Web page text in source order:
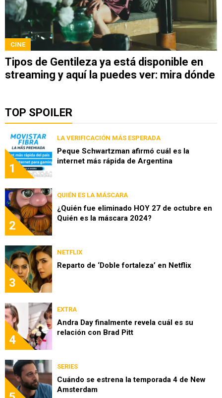
CINE
Tipos de Gentileza ya está disponible en
streaming y aquí la puedes ver: mira dónde
TOP SPOILER
1
LA VERIFICACIÓN MÁS ESPERADA
Peque Schwartzman afirmó cuál es la
internet más rápida de Argentina
2
QUIÉN ES LA MÁSCARA
¿Quién fue eliminado HOY 27 de octubre en
Quién es la máscara 2024?
3
NETFLIX
Reparto de ‘Doble fortaleza’ en Netflix
4
EXTRA
Andra Day finalmente revela cuál es su
relación con Brad Pitt
SERIES
Cuándo se estrena la temporada 4 de New
Amsterdam